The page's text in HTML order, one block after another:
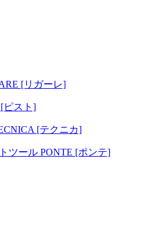
[リガーレ]
ピスト]
[テクニカ]
ツール PONTE [ポンテ]